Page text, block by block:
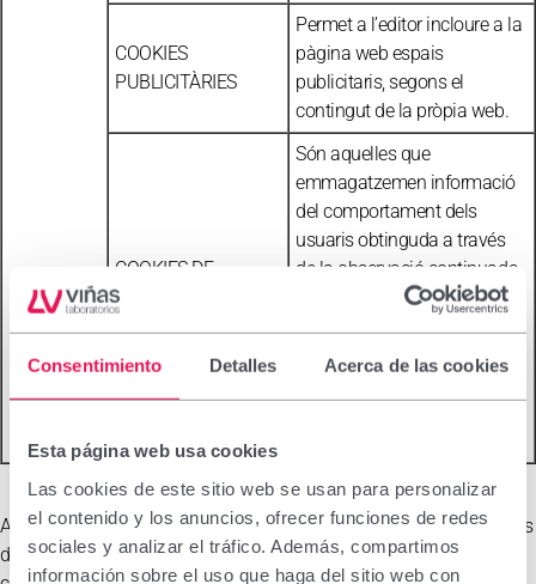
Consentimiento Detalles Acerca de las cookies
Esta página web usa cookies
Las cookies de este sitio web se usan para personalizar
el contenido y los anuncios, ofrecer funciones de redes
sociales y analizar el tráfico. Además, compartimos
información sobre el uso que haga del sitio web con
COOKIES
PUBLICITÀRIES
Permet a l’editor incloure a la
pàgina web espais
publicitaris, segons el
contingut de la pròpia web.
COOKIES DE
PUBLICITAT
COMPORTAMENTAL
Són aquelles que
emmagatzemen informació
del comportament dels
usuaris obtinguda a través
de la observació continuada
dels seus hàbits de
navegació, el que permet
desenvolupar un perfil
Addicionalment, LABORATORIOS VIÑAS SA informa de manera més
detallada de les cookies que utilitza, els seus titulars, l’ús o finalitat